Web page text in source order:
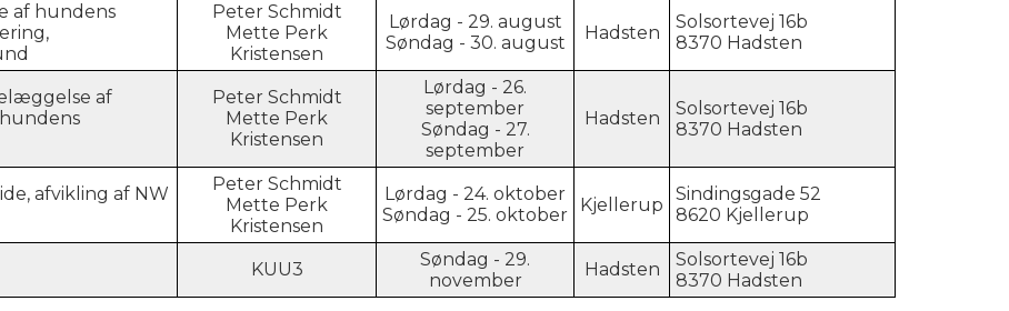
af hundens
Peter Schmidt
Mette Perk
Kristensen
Lørdag - 29. august
Søndag - 30. august
Hadsten
Solsortevej 16b
8370 Hadsten
af
Peter Schmidt
Mette Perk
Kristensen
Lørdag - 26.
september
Søndag - 27.
september
Hadsten
Solsortevej 16b
8370 Hadsten
afvikling af NW
Peter Schmidt
Mette Perk
Kristensen
Lørdag - 24. oktober
Søndag - 25. oktober
Kjellerup
Sindingsgade 52
8620 Kjellerup
KUU3
Søndag - 29.
november
Hadsten
Solsortevej 16b
8370 Hadsten